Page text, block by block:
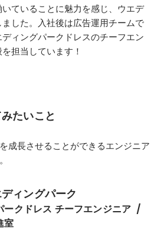
ていることに魅力を感じ、ウエデ
した。入社後は広告運用チームで
ィングパークドレスのチーフエン
担当しています！
たいこと
成長させることができるエンジニア
ィングパーク
ークドレス チーフエンジニア  /
室